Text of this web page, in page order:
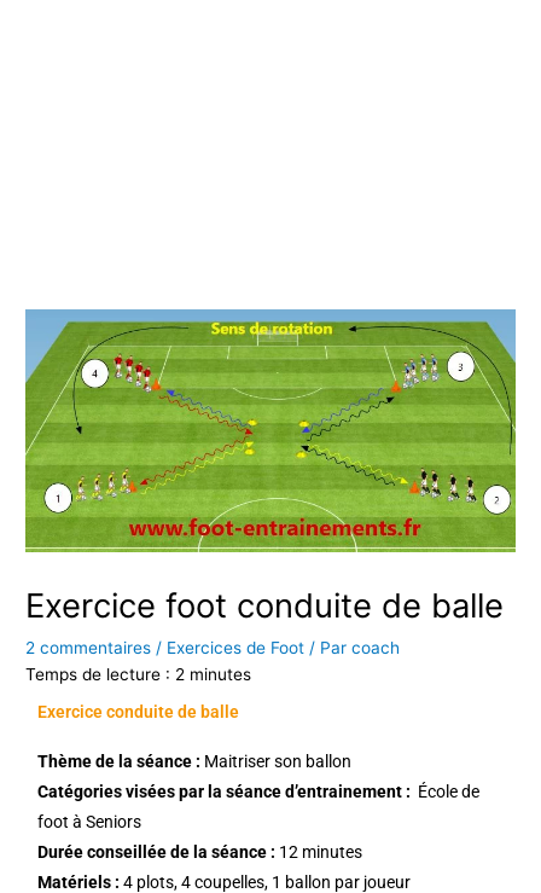
Exercice foot conduite de balle
2 commentaires / Exercices de Foot / Parcoach
Temps de lecture : 2 minutes
Exercice conduite de balle
Thème de la séance : Maitriser son ballon
Catégories visées par la séance d’entrainement : École de
foot à Seniors
Durée conseillée de la séance : 12 minutes
Matériels : 4 plots, 4 coupelles, 1 ballon par joueur